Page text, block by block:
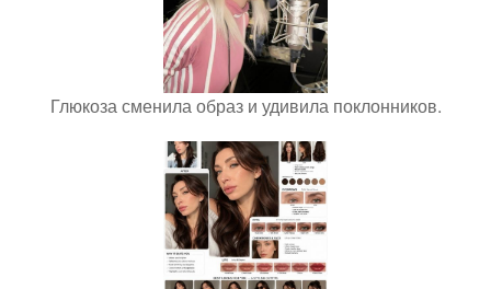
Глюкоза сменила образ и удивила поклонников.